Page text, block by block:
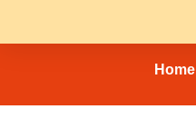
Home